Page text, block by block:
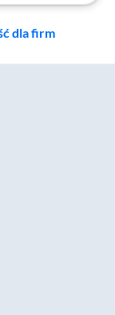
dla firm